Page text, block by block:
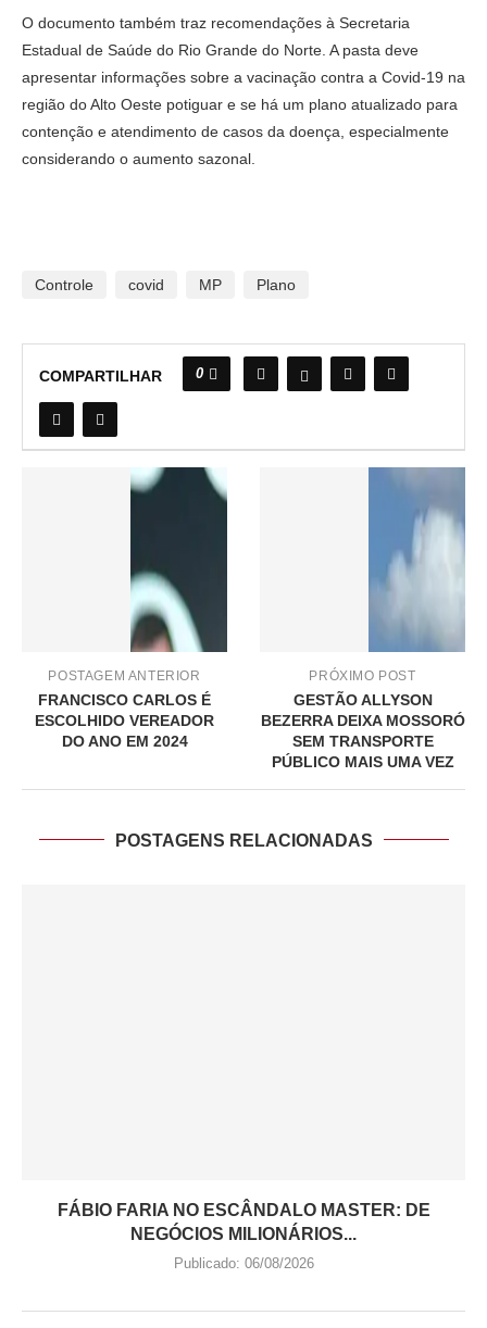
O documento também traz recomendações à Secretaria
Estadual de Saúde do Rio Grande do Norte. A pasta deve
apresentar informações sobre a vacinação contra a Covid-19 na
região do Alto Oeste potiguar e se há um plano atualizado para
contenção e atendimento de casos da doença, especialmente
considerando o aumento sazonal.
Controle covid MP Plano
COMPARTILHAR 0
POSTAGEM ANTERIOR
FRANCISCO CARLOS É
ESCOLHIDO VEREADOR
DO ANO EM 2024
PRÓXIMO POST
GESTÃO ALLYSON
BEZERRA DEIXA MOSSORÓ
SEM TRANSPORTE
PÚBLICO MAIS UMA VEZ
POSTAGENS RELACIONADAS
FÁBIO FARIA NO ESCÂNDALO MASTER: DE
NEGÓCIOS MILIONÁRIOS...
Publicado: 06/08/2026